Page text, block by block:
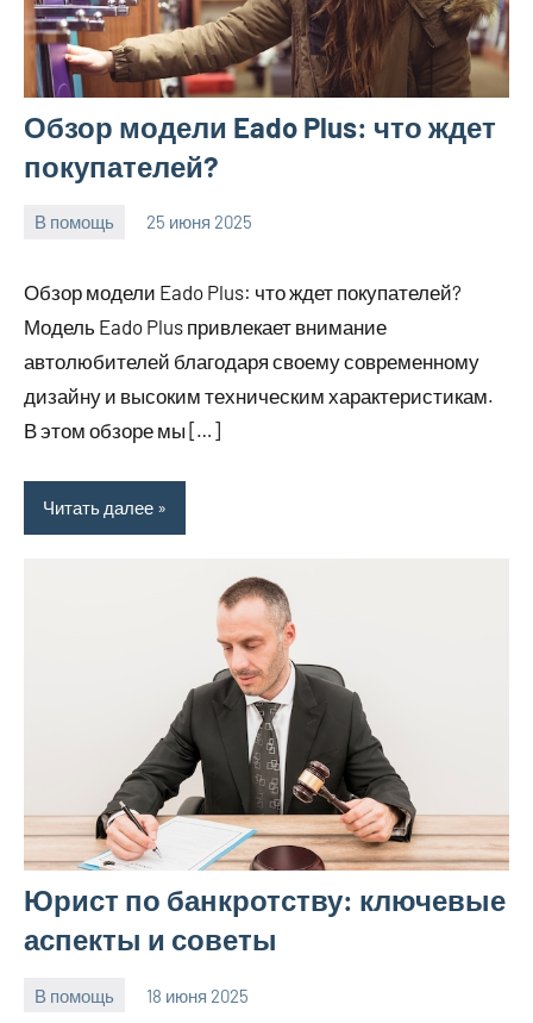
Обзор модели Eado Plus: что ждет
покупателей?
В помощь 25 июня 2025
Обзор модели Eado Plus: что ждет покупателей?
Модель Eado Plus привлекает внимание
автолюбителей благодаря своему современному
дизайну и высоким техническим характеристикам.
В этом обзоре мы […]
Читать далее
Юрист по банкротству: ключевые
аспекты и советы
В помощь 18 июня 2025